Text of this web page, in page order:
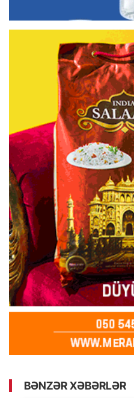
BƏNZƏR XƏBƏRLƏR